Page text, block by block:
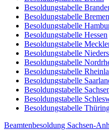
Besoldungstabelle
Besoldungstabelle Bremen
Besoldungstabelle
Besoldungstabelle Hessen
Besoldungstabelle
Besoldungstabelle
Besoldungstabelle
Besoldungstabelle
Besoldungstabelle
Besoldungstabelle
Besoldungstabelle
Besoldungstabelle
Beamtenbesoldung Sachsen-